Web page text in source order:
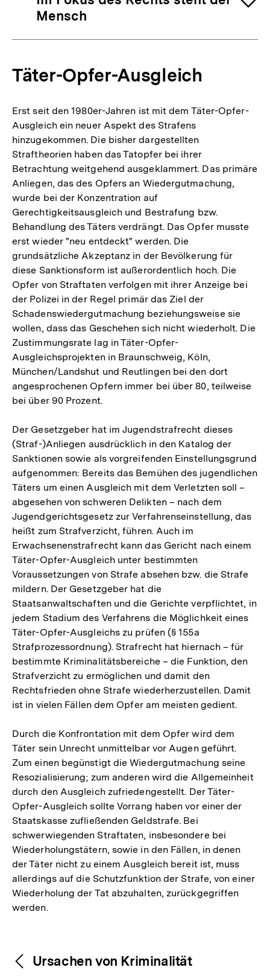
Mensch
Täter-Opfer-Ausgleich
Erst seit den 1980er-Jahren ist mit dem Täter-Opfer-
Ausgleich ein neuer Aspekt des Strafens
hinzugekommen. Die bisher dargestellten
Straftheorien haben das Tatopfer bei ihrer
Betrachtung weitgehend ausgeklammert. Das primäre
Anliegen, das des Opfers an Wiedergutmachung,
wurde bei der Konzentration auf
Gerechtigkeitsausgleich und Bestrafung bzw.
Behandlung des Täters verdrängt. Das Opfer musste
erst wieder "neu entdeckt" werden. Die
grundsätzliche Akzeptanz in der Bevölkerung für
diese Sanktionsform ist außerordentlich hoch. Die
Opfer von Straftaten verfolgen mit ihrer Anzeige bei
der Polizei in der Regel primär das Ziel der
Schadenswiedergutmachung beziehungsweise sie
wollen, dass das Geschehen sich nicht wiederholt. Die
Zustimmungsrate lag in Täter-Opfer-
Ausgleichsprojekten in Braunschweig, Köln,
München/Landshut und Reutlingen bei den dort
angesprochenen Opfern immer bei über 80, teilweise
bei über 90 Prozent.
Der Gesetzgeber hat im Jugendstrafrecht dieses
(Straf-)Anliegen ausdrücklich in den Katalog der
Sanktionen sowie als vorgreifenden Einstellungsgrund
aufgenommen: Bereits das Bemühen des jugendlichen
Täters um einen Ausgleich mit dem Verletzten soll –
abgesehen von schweren Delikten – nach dem
Jugendgerichtsgesetz zur Verfahrenseinstellung, das
heißt zum Strafverzicht, führen. Auch im
Erwachsenenstrafrecht kann das Gericht nach einem
Täter-Opfer-Ausgleich unter bestimmten
Voraussetzungen von Strafe absehen bzw. die Strafe
mildern. Der Gesetzgeber hat die
Staatsanwaltschaften und die Gerichte verpflichtet, in
jedem Stadium des Verfahrens die Möglichkeit eines
Täter-Opfer-Ausgleichs zu prüfen (§ 155a
Strafprozessordnung). Strafrecht hat hiernach – für
bestimmte Kriminalitätsbereiche – die Funktion, den
Strafverzicht zu ermöglichen und damit den
Rechtsfrieden ohne Strafe wiederherzustellen. Damit
ist in vielen Fällen dem Opfer am meisten gedient.
Durch die Konfrontation mit dem Opfer wird dem
Täter sein Unrecht unmittelbar vor Augen geführt.
Zum einen begünstigt die Wiedergutmachung seine
Resozialisierung; zum anderen wird die Allgemeinheit
durch den Ausgleich zufriedengestellt. Der Täter-
Opfer-Ausgleich sollte Vorrang haben vor einer der
Staatskasse zufließenden Geldstrafe. Bei
schwerwiegenden Straftaten, insbesondere bei
Wiederholungstätern, sowie in den Fällen, in denen
der Täter nicht zu einem Ausgleich bereit ist, muss
allerdings auf die Schutzfunktion der Strafe, von einer
Wiederholung der Tat abzuhalten, zurückgegriffen
werden.
Inhaltsnavigation
Inhaltsnavigation
Ursachen von Kriminalität